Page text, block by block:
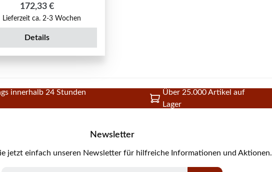
Regulärer Preis:
172,33 €
Lieferzeit ca. 2-3 Wochen
Details
innerhalb 24 Stunden
Über 25.000 Artikel auf
Lager
Newsletter
jetzt einfach unseren Newsletter für hilfreiche Informationen und Aktionen.